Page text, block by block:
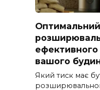
вашого
Який тиск має